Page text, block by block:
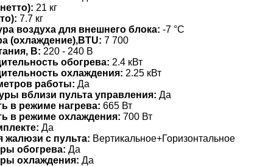
21 кг
7.7 кг
воздуха для внешнего блока: -7 °С
(охлаждение),BTU: 7 700
В: 220 - 240 В
обогрева: 2.4 кВт
охлаждения: 2.25 кВт
работы: Да
вблизи пульта управления: Да
в режиме нагрева: 665 Вт
в режиме охлаждения: 700 Вт
Да
жалюзи с пульта: Вертикальное+Горизонтальное
обогрева: Да
охлаждения: Да